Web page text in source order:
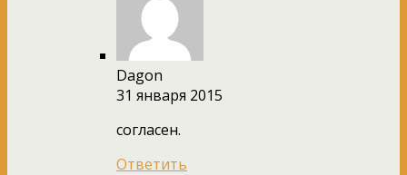
Dagon
31 января 2015
согласен.
Ответить